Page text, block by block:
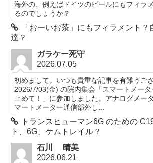
海外の、例えばドイツのビールにもフィラ
るのでしょうか？
「おーいお茶」にもフィラメント？
達？
ガラケー死守
2026.07.05
初めまして。いつも貴重な記事を有難うご
2026/7/03(金) の院内集会「スマートメー
止めて！」に参加しました。アナログメー
マートメーター通信部外し...
トランスヒューマン6G のための
ト、6G、ケムトレイル？
石川 晴美
2026.06.21